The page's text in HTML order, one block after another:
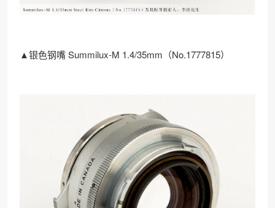
▲银色钢嘴 Summilux-M 1.4/35mm（No.1777815）